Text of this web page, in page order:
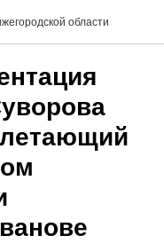
области